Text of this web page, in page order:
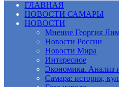
ГЛАВНАЯ
НОВОСТИ САМАРЫ
НОВОСТИ
Мнение Георгия
Новости России
Новости Мира
Интересное
Экономика. Анализ
Самара: история,